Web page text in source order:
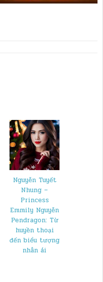
Nguyễn Tuyết
Nhung –
Princess
Emmily Nguyễn
Pendragon: Từ
huyền thoại
đến biểu tượng
nhân ái